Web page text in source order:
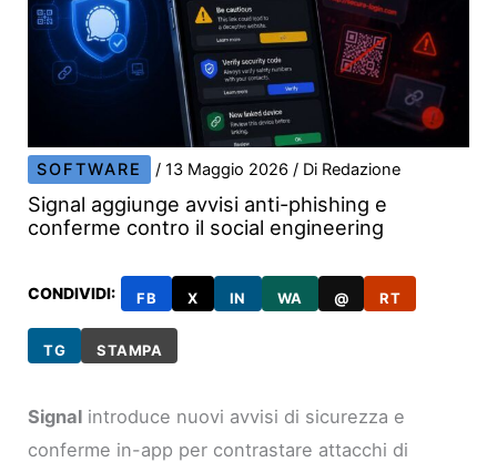
SOFTWARE /13 Maggio 2026/ Di Redazione
Signal aggiunge avvisi anti-phishing e
conferme contro il social engineering
CONDIVIDI: FB X IN WA @ RT
TG STAMPA
Signal introduce nuovi avvisi di sicurezza e
conferme in-app per contrastare attacchi di